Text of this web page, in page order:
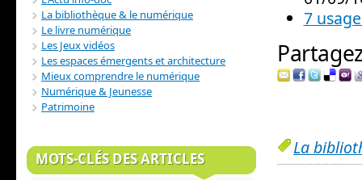
7
La
La bibliothèque & le numérique
Le livre numérique
Les Jeux vidéos
Les espaces émergents et architecture
Mieux comprendre le numérique
Numérique & Jeunesse
Patrimoine
MOTS-CLÉS DES ARTICLES